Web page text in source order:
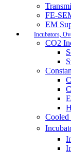
FE-
EM
Incubators,
CO2
Cooled